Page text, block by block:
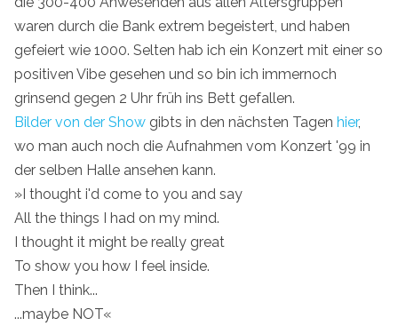
waren durch die Bank extrem begeistert, und haben
gefeiert wie 1000. Selten hab ich ein Konzert mit einer so
positiven Vibe gesehen und so bin ich immernoch
grinsend gegen 2 Uhr früh ins Bett gefallen.
Bilder von der Show gibts in den nächsten Tagen hier,
wo man auch noch die Aufnahmen vom Konzert '99 in
der selben Halle ansehen kann.
»I thought i'd come to you and say
All the things I had on my mind.
I thought it might be really great
To show you how I feel inside.
Then I think...
...maybe NOT«